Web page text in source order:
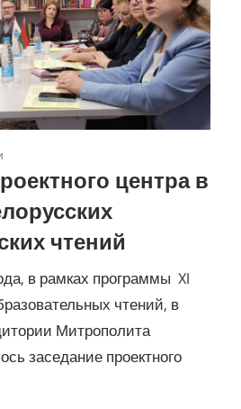
центра в
чтений
в рамках программы XI
чтений, в
Митрополита
заседание проектного